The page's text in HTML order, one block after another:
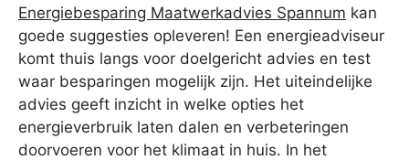
Energiebesparing Maatwerkadvies Spannum kan
goede suggesties opleveren! Een energieadviseur
komt thuis langs voor doelgericht advies en test
waar besparingen mogelijk zijn. Het uiteindelijke
advies geeft inzicht in welke opties het
energieverbruik laten dalen en verbeteringen
doorvoeren voor het klimaat in huis. In het